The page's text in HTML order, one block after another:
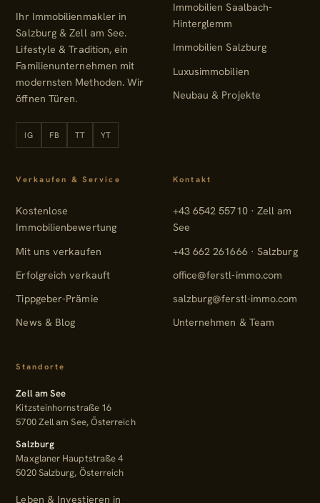
Ihr Immobilienmakler in
Salzburg & Zell am See.
Lifestyle & Tradition, ein
Familienunternehmen mit
modernsten Methoden. Wir
öffnen Türen.
IG
Instagram
FB
Facebook
TT
TikTok
YT
YouTube
Immobilien Saalbach-
Hinterglemm
Immobilien Salzburg
Luxusimmobilien
Neubau & Projekte
Verkaufen & Service
Kostenlose
Immobilienbewertung
Mit uns verkaufen
Erfolgreich verkauft
Tippgeber-Prämie
News & Blog
Kontakt
+43 6542 55710 · Zell am
See
+43 662 261666 · Salzburg
office@ferstl-immo.com
salzburg@ferstl-immo.com
Unternehmen & Team
Standorte
Zell am See
Kitzsteinhornstraße 16
5700 Zell am See, Österreich
Salzburg
Maxglaner Hauptstraße 4
5020 Salzburg, Österreich
Leben & Investieren in